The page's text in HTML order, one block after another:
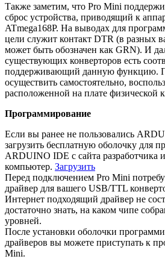
Также заметим, что Pro Mini
сброс устройства, приводящий к
ATmega168P. На выводах для
цели служит контакт DTR (в разных
может быть обозначен как GRN). И
существующих конверторов есть
поддерживающий данную функцию.
осуществить самостоятельно,
расположенной на плате физической
Программирование
Если вы ранее не пользовались
загрузить бесплатную оболочку для
ARDUINO IDE с сайта разработчика
компьютер. Загрузить
Перед подключением Pro Mini
драйвер для вашего USB/TTL
Интернет подходящий драйвер не
достаточно знать, на каком чипе
уровней.
После установки оболочки
драйверов вы можете приступать к
Mini.